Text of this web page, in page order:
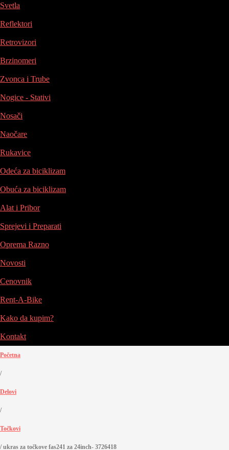
Svetla
Reflektori
Retrovizori
Brzinomeri
Zvonca i Trube
Nogice - Stativi
Nosači
Naočare
Rukavice
Odeća za biciklizam
Obuća za biciklizam
Alat i Pribor
Sprejevi i Preparati
Oprema Razno
Novosti
Cenovnik
Rent-A-Bike
Kako da kupim?
Kontakt
Početna
/
Delovi
/
Točkovi
/ukras za točkove fas241 za 24inch- 3726418